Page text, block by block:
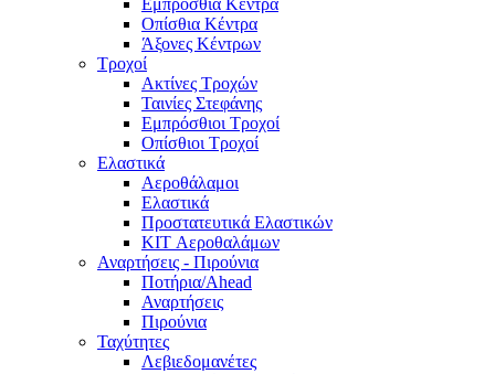
Εμπρόσθια Κέντρα
Οπίσθια Κέντρα
Άξονες Κέντρων
Τροχοί
Ακτίνες Τροχών
Ταινίες Στεφάνης
Εμπρόσθιοι Τροχοί
Οπίσθιοι Τροχοί
Ελαστικά
Αεροθάλαμοι
Ελαστικά
Προστατευτικά Ελαστικών
KIT Αεροθαλάμων
Αναρτήσεις - Πιρούνια
Ποτήρια/Ahead
Αναρτήσεις
Πιρούνια
Ταχύτητες
Λεβιεδομανέτες